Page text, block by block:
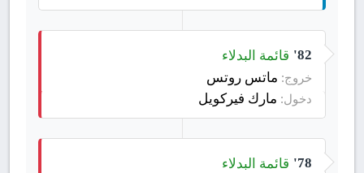
82' قائمة البدلاء
خروج: ماتس روتس
دخول: مارك فيركويل
78' قائمة البدلاء